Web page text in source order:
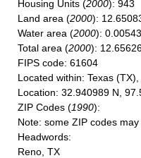
Housing Units (2000): 943
Land area (2000):
Water area (2000):
Total area (2000):
FIPS code: 61604
Located within: Texas
Location: 32.940989 N,
ZIP Codes (1990):
Note: some ZIP codes
Headwords:
Reno, TX